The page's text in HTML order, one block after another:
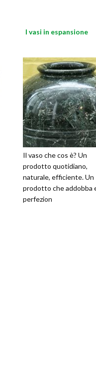
I vasi in espansione
Il vaso che cos è? Un
prodotto quotidiano,
naturale, efficiente. Un
prodotto che addobba
perfezion